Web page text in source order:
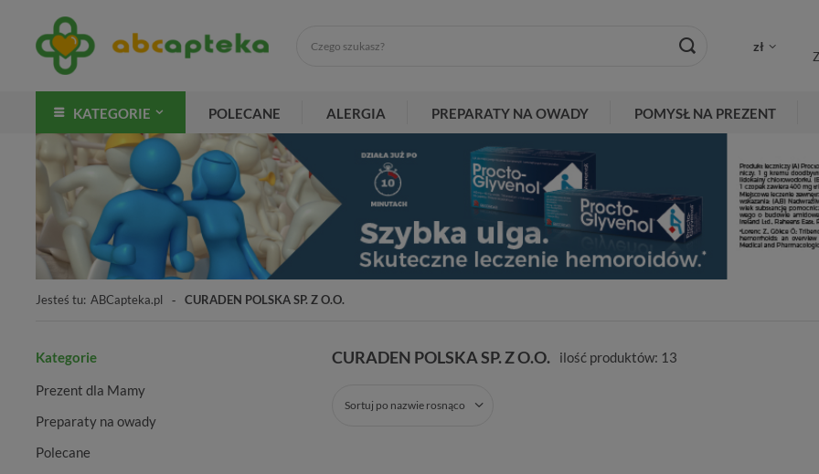
zł
KATEGORIE POLECANE ALERGIA PREPARATY NA OWADY POMYSŁ NA PREZENT
Jesteś tu: ABCapteka.pl CURADEN POLSKA SP. Z O.O.
Kategorie
Prezent dla Mamy
Preparaty na owady
Polecane
CURADEN POLSKA SP. Z O.O. ilość produktów: 13
Sortuj po nazwie rosnąco